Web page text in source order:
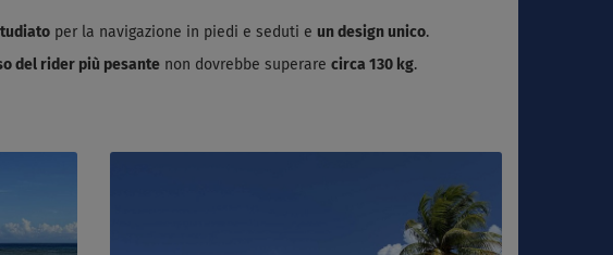
per la navigazione in piedi e seduti e un design unico.
del rider più pesante non dovrebbe superare circa 130 kg.